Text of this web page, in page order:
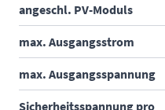
angeschl. PV-Moduls
max. Ausgangsstrom
max. Ausgangsspannung
Sicherheitsspannung pro